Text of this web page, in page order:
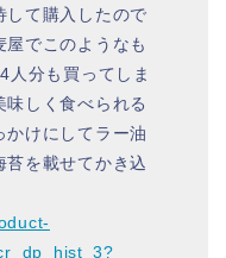
して購入したので
でこのようなも
人分も買ってしま
しく食べられる
けにしてラー油
苔を載せてかき込